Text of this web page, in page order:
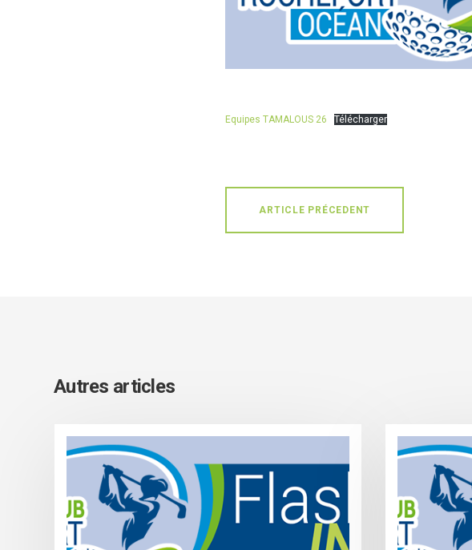
Equipes TAMALOUS 26 Télécharger
ARTICLE PRÉCEDENT
Autres articles